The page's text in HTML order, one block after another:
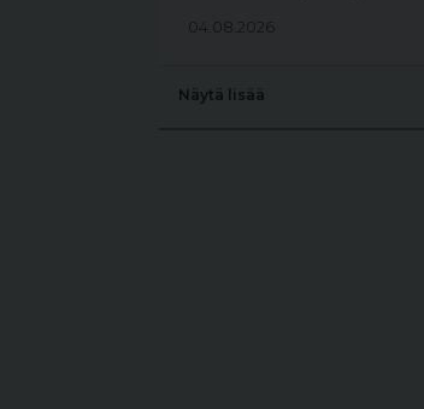
04.08.2026
Näytä lisää